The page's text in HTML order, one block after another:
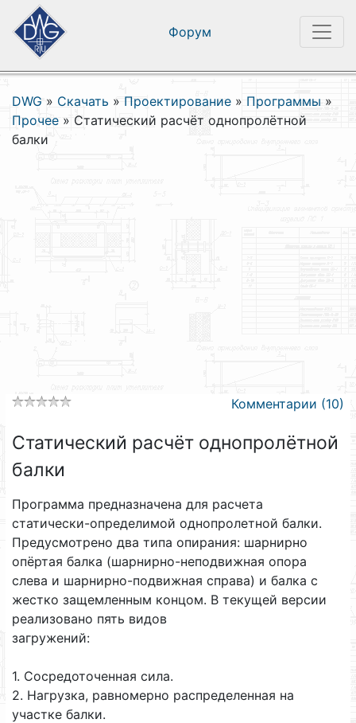
Форум
DWG » Скачать » Проектирование » Программы »
Прочее » Статический расчёт однопролётной
балки
Комментарии (10)
Статический расчёт однопролётной
балки
Программа предназначена для расчета
статически-определимой однопролетной балки.
Предусмотрено два типа опирания: шарнирно
опёртая балка (шарнирно-неподвижная опора
слева и шарнирно-подвижная справа) и балка с
жестко защемленным концом. В текущей версии
реализовано пять видов
загружений:
1. Сосредоточенная сила.
2. Нагрузка, равномерно распределенная на
участке балки.